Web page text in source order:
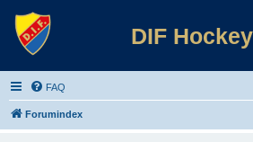
DIF
FAQ
Forumindex